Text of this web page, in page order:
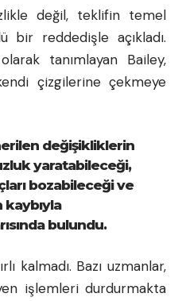
değil, teklifin temel
bir reddedişle açıkladı.
tanımlayan Bailey,
çizgilerine çekmeye
değişikliklerin
yaratabileceği,
bozabileceği ve
kaybıyla
bulundu.
kalmadı. Bazı uzmanlar,
işlemleri durdurmakta